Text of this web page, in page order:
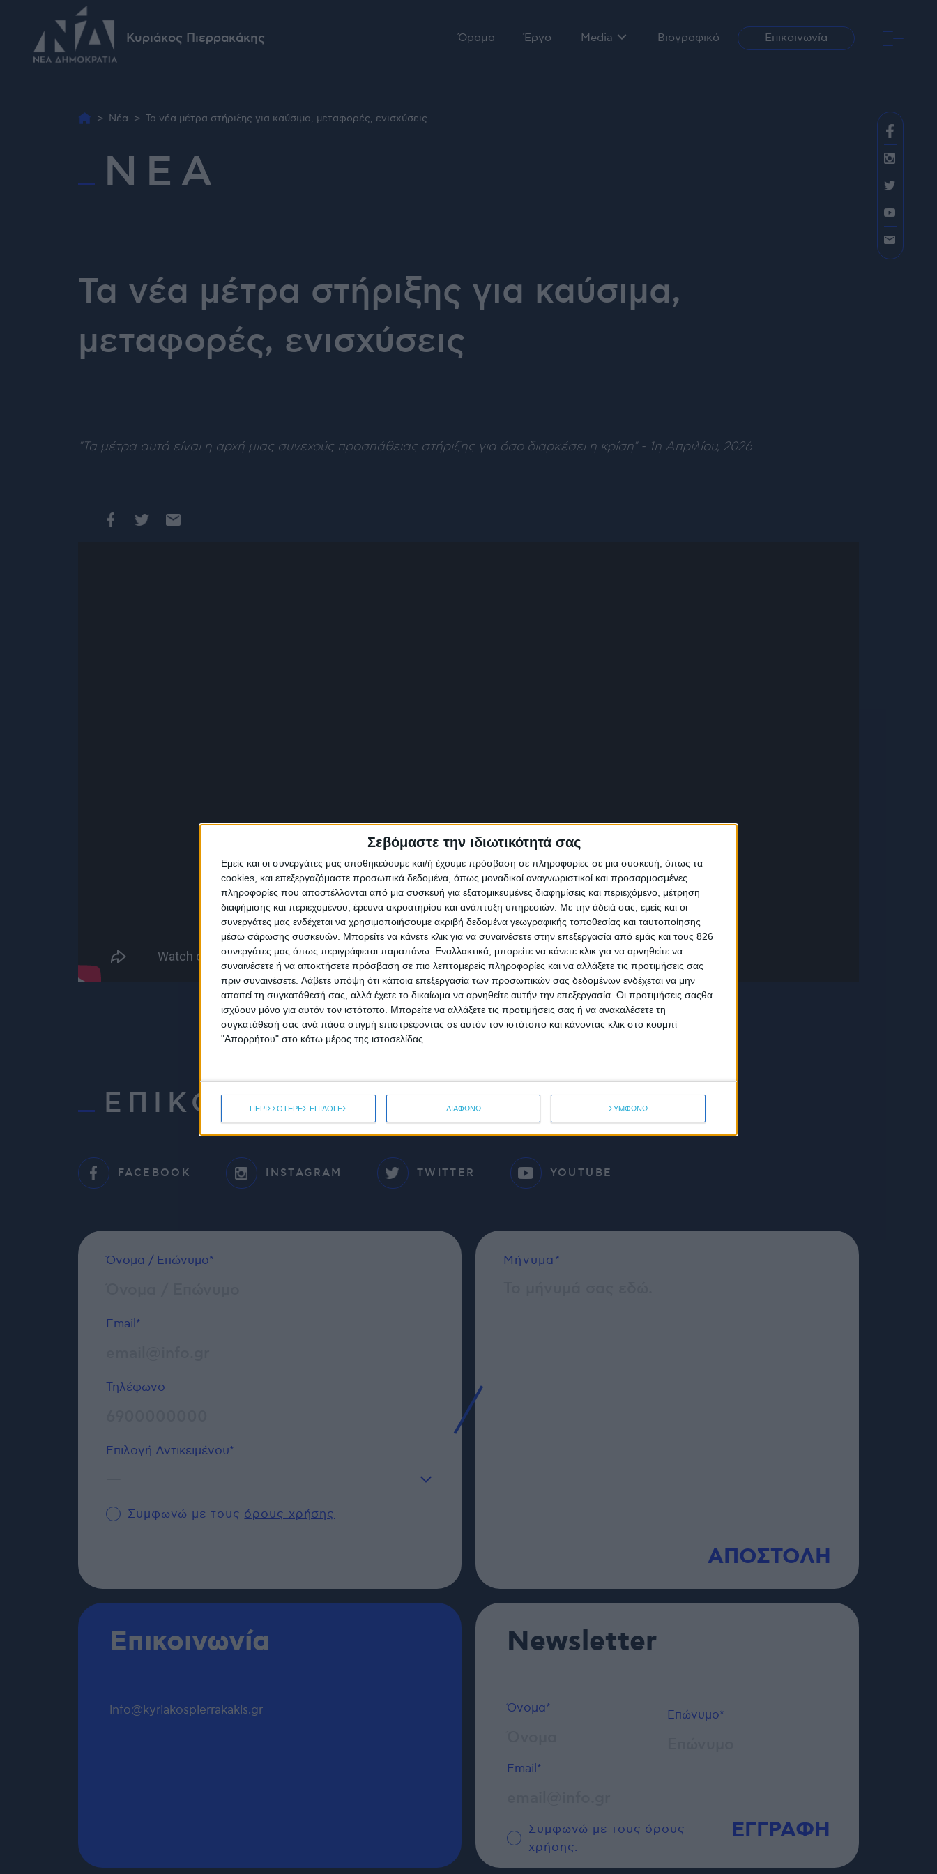
Σεβόμαστε την ιδιωτικότητά σας
Εμείς και οι συνεργάτες μας αποθηκεύουμε και/ή έχουμε πρόσβαση σε πληροφορίες σε μια συσκευή, όπως τα
cookies, και επεξεργαζόμαστε προσωπικά δεδομένα, όπως μοναδικοί αναγνωριστικοί και προσαρμοσμένες
πληροφορίες που αποστέλλονται από μια συσκευή για εξατομικευμένες διαφημίσεις και περιεχόμενο, μέτρηση
διαφήμισης και περιεχομένου, έρευνα ακροατηρίου και ανάπτυξη υπηρεσιών. Με την άδειά σας, εμείς και οι
συνεργάτες μας ενδέχεται να χρησιμοποιήσουμε ακριβή δεδομένα γεωγραφικής τοποθεσίας και ταυτοποίησης
μέσω σάρωσης συσκευών. Μπορείτε να κάνετε κλικ για να συναινέσετε στην επεξεργασία από εμάς και τους 826
συνεργάτες μας όπως περιγράφεται παραπάνω. Εναλλακτικά, μπορείτε να κάνετε κλικ για να αρνηθείτε να
συναινέσετε ή να αποκτήσετε πρόσβαση σε πιο λεπτομερείς πληροφορίες και να αλλάξετε τις προτιμήσεις σας
πριν συναινέσετε. Λάβετε υπόψη ότι κάποια επεξεργασία των προσωπικών σας δεδομένων ενδέχεται να μην
απαιτεί τη συγκατάθεσή σας, αλλά έχετε το δικαίωμα να αρνηθείτε αυτήν την επεξεργασία. Οι προτιμήσεις σαςθα
ισχύουν μόνο για αυτόν τον ιστότοπο. Μπορείτε να αλλάξετε τις προτιμήσεις σας ή να ανακαλέσετε τη
συγκατάθεσή σας ανά πάσα στιγμή επιστρέφοντας σε αυτόν τον ιστότοπο και κάνοντας κλικ στο κουμπί
"Απορρήτου" στο κάτω μέρος της ιστοσελίδας.
ΠΕΡΙΣΣΟΤΕΡΕΣ ΕΠΙΛΟΓΕΣ ΔΙΑΦΩΝΩ ΣΥΜΦΩΝΩ
Κυριάκος Πιερρακάκης Όραμα Έργο Media Βιογραφικό Επικοινωνία
> Νέα > Τα νέα μέτρα στήριξης για καύσιμα, μεταφορές, ενισχύσεις
ΝΕΑ
Τα νέα μέτρα στήριξης για καύσιμα,
μεταφορές, ενισχύσεις
"Τα μέτρα αυτά είναι η αρχή μιας συνεχούς προσπάθειας στήριξης για όσο διαρκέσει η κρίση" - 1η Απριλίου, 2026
ΕΠΙΚΟΙΝΩΝΙΑ
FACEBOOK INSTAGRAM TWITTER YOUTUBE
Όνομα / Επώνυμο*
Email*
Τηλέφωνο
Επιλογή Αντικειμένου*
Γενικού Περιεχομένου
Συμφωνώ με τους όρους χρήσης
Μήνυμα*
Επικοινωνία
info@kyriakospierrakakis.gr
Newsletter
Όνομα* Επώνυμο*
Email*
Συμφωνώ με τους όρους
χρήσης.